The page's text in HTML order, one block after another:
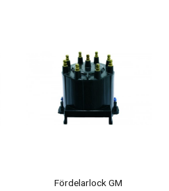
Fördelarlock GM